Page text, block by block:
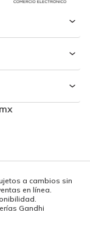
a cambios sin
en línea.
Gandhi